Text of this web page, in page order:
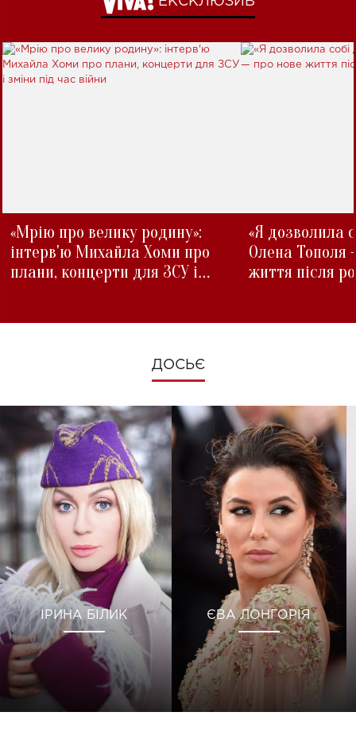
«Мрію про велику родину»:
інтерв'ю Михайла Хоми про
плани, концерти для ЗСУ і
«Я дозволила
Олена Тополя
життя після
ДОСЬЄ
ІРИНА БІЛИК ЄВА ЛОНГОРІЯ